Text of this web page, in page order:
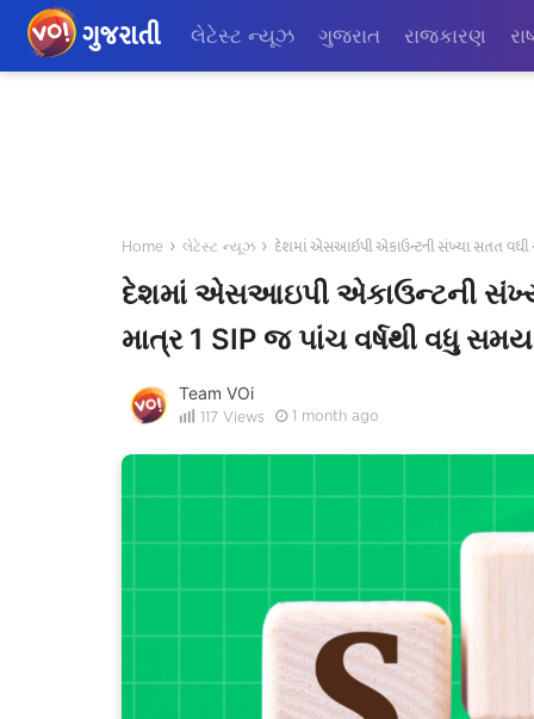
ગુજરાતી લેટેસ્ટ ન્યૂઝ ગુજરાત રાજકારણ
Home › લેટેસ્ટ ન્યૂઝ › દેશમાં એસઆઇપી એકાઉન્ટની સંખ્યા સતત વધી
દેશમાં એસઆઇપી એકાઉન્ટની સંખ્યા
માત્ર 1 SIP જ પાંચ વર્ષથી વધુ
Team VOi
117 Views 1 month ago